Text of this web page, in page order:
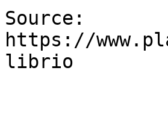
Source:
https://